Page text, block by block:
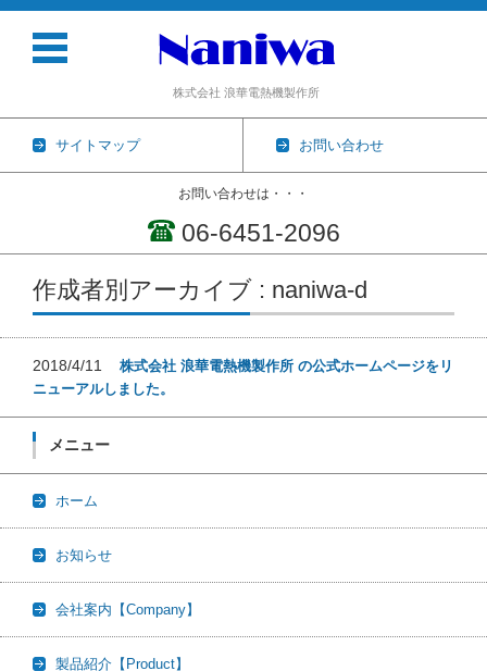
株式会社 浪華電熱機製作所
サイトマップ お問い合わせ
お問い合わせは・・・
06-6451-2096
コンテンツに移動
作成者別アーカイブ : naniwa-d
2018/4/11 株式会社 浪華電熱機製作所 の公式ホームページをリ
ニューアルしました。
メニュー
ホーム
お知らせ
会社案内【Company】
製品紹介【Product】